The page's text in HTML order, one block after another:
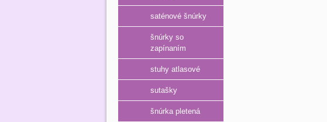
saténové šnúrky
šnúrky so
zapínaním
stuhy atlasové
sutašky
šnúrka pletená